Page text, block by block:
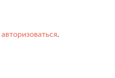
авторизоваться.